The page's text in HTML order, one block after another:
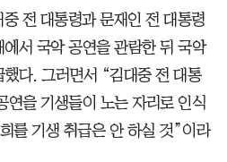
전 대통령과 문재인 전 대통령
서 국악 공연을 관람한 뒤 국악
다. 그러면서 “김대중 전 대통
연을 기생들이 노는 자리로 인식
를 기생 취급은 안 하실 것”이라